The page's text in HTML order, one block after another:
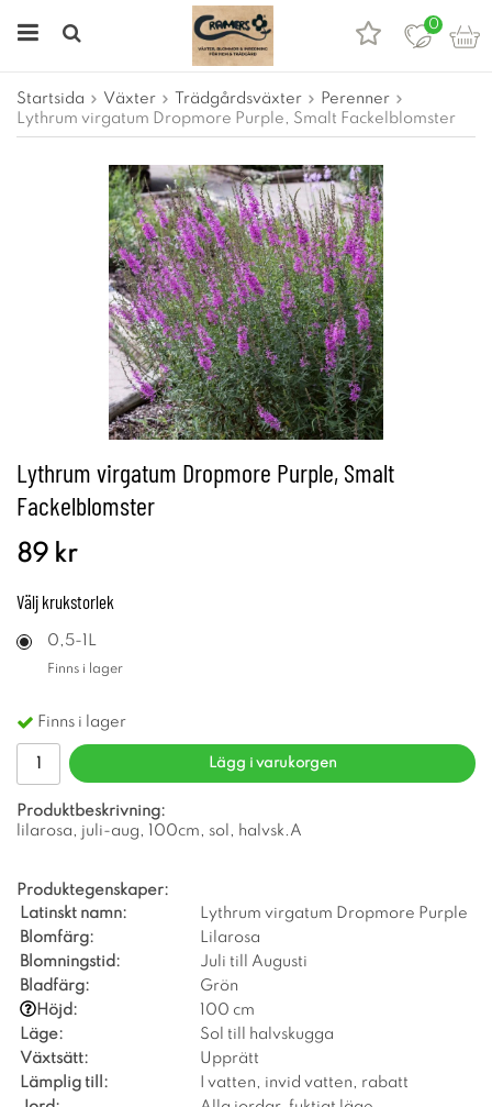
0
Startsida Växter Trädgårdsväxter
Perenner
Lythrum virgatum Dropmore Purple, Smalt Fackelblomster
Lythrum virgatum Dropmore Purple, Smalt
Fackelblomster
89 kr
Välj krukstorlek
0,5-1L
Finns i lager
Finns i lager
Lägg i varukorgen
Produktbeskrivning:
lilarosa, juli-aug, 100cm, sol, halvsk.A
Produktegenskaper:
Latinskt namn:
Lythrum virgatum Dropmore Purple
Blomfärg:
Lilarosa
Blomningstid:
Juli till Augusti
Bladfärg:
Grön
Höjd:
100 cm
Läge:
Sol till halvskugga
Växtsätt:
Upprätt
Lämplig till:
I vatten, invid vatten, rabatt